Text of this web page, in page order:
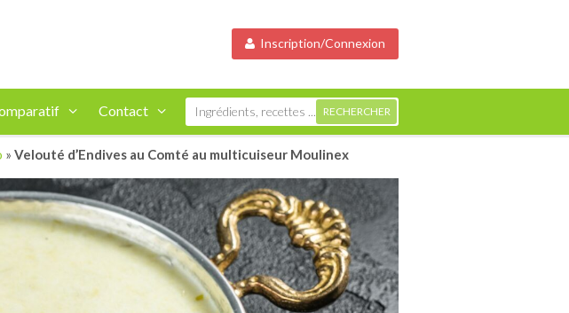
Inscription/Connexion
Contact
» Velouté d’Endives au Comté au multicuiseur Moulinex